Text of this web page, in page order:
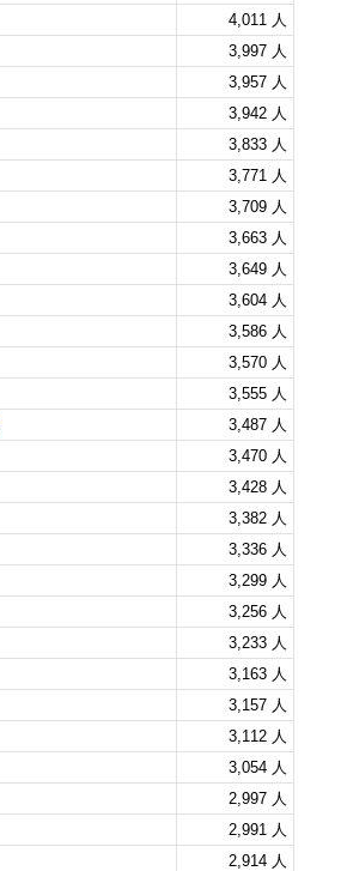
4,011 人
3,997 人
3,957 人
3,942 人
3,833 人
3,771 人
3,709 人
3,663 人
3,649 人
3,604 人
3,586 人
3,570 人
3,555 人
3,487 人
3,470 人
3,428 人
3,382 人
3,336 人
3,299 人
3,256 人
3,233 人
3,163 人
3,157 人
3,112 人
3,054 人
2,997 人
2,991 人
2,914 人